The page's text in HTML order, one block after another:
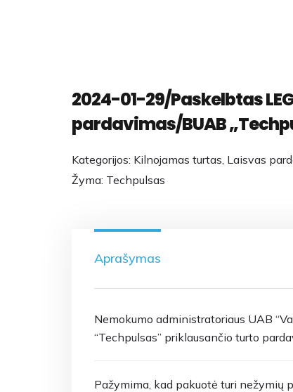
2024-01-29/Paskelbtas
pardavimas/BUAB
Kategorijos: Kilnojamas turtas, Laisvas
Žyma: Techpulsas
Aprašymas
Nemokumo administratoriaus UAB
“Techpulsas” priklausančio turto
Pažymima, kad pakuotė turi nežymių